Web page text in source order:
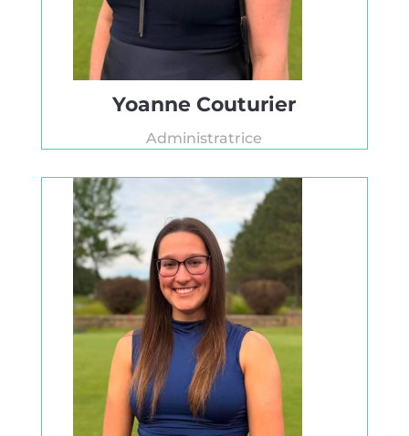
Yoanne Couturier
Administratrice